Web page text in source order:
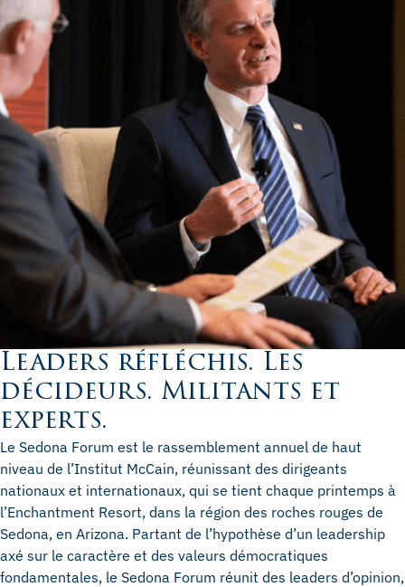
Leaders réfléchis. Les
décideurs. Militants et
experts.
Le Sedona Forum est le rassemblement annuel de haut
niveau de l’Institut McCain, réunissant des dirigeants
nationaux et internationaux, qui se tient chaque printemps à
l’Enchantment Resort, dans la région des roches rouges de
Sedona, en Arizona. Partant de l’hypothèse d’un leadership
axé sur le caractère et des valeurs démocratiques
fondamentales, le Sedona Forum réunit des leaders d’opinion,